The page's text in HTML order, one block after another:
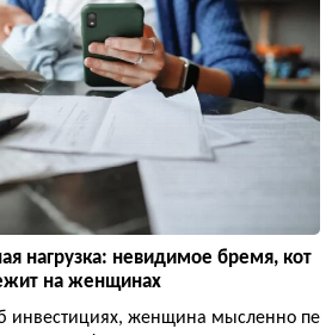
нагрузка: невидимое бремя, кот
на женщинах
инвестициях, женщина мысленно пе